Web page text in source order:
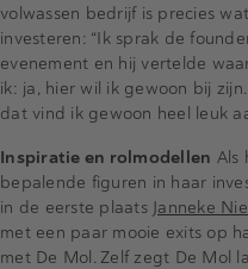
volwassen bedrijf is precies
investeren: “Ik sprak de
evenement en hij vertelde
ik: ja, hier wil ik gewoon bij
dat vind ik gewoon heel leuk
Inspiratie en rolmodellen Als
bepalende figuren in haar
in de eerste plaats Janneke
met een paar mooie exits op
met De Mol. Zelf zegt De Mol